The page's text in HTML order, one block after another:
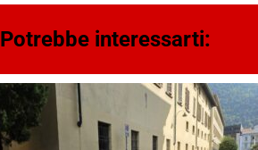
Potrebbe interessarti: